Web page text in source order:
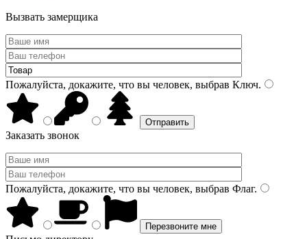
Вызвать замерщика
Пожалуйста, докажите, что вы человек, выбрав Ключ.
Заказать звонок
Пожалуйста, докажите, что вы человек, выбрав Флаг.